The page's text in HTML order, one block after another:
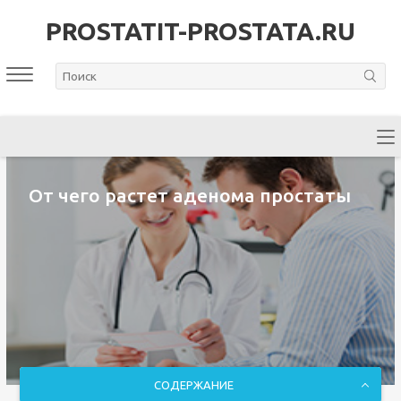
PROSTATIT-PROSTATA.RU
От чего растет аденома простаты
СОДЕРЖАНИЕ